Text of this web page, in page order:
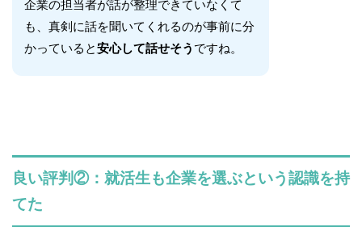
企業の担当者が話が整理できていなくて
も、真剣に話を聞いてくれるのが事前に分
かっていると安心して話せそう ですね。
良い評判②：就活生も企業を選ぶという認識を持
てた